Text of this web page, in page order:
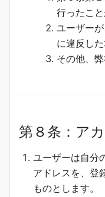
行ったこと
ユーザー
に違反した
その他、
第８条：ア
ユーザーは自分
アドレスを、登
ものとします。